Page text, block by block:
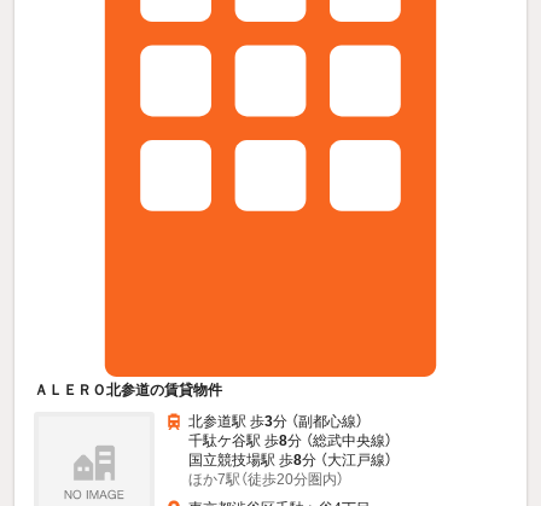
ＡＬＥＲＯ北参道の賃貸物件
北参道駅 歩3分 （副都心線）
千駄ケ谷駅 歩8分 （総武中央線）
国立競技場駅 歩8分 （大江戸線）
ほか7駅（徒歩20分圏内）